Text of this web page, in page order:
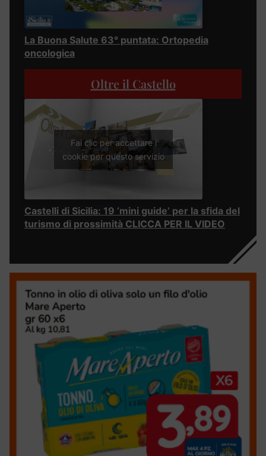
La Buona Salute 63° puntata: Ortopedia
oncologica
Oltre il Castello
Fai clic per accettare i
cookie per questo servizio
Castelli di Sicilia: 19 ‘mini guide’ per la sfida del
turismo di prossimità CLICCA PER IL VIDEO